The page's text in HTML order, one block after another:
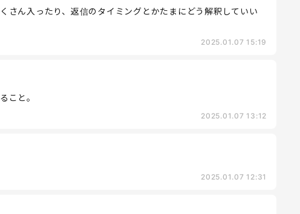
さん入ったり、返信のタイミングとかたまにどう解釈していい
2025.01.07 15:19
こと。
2025.01.07 13:12
2025.01.07 12:31